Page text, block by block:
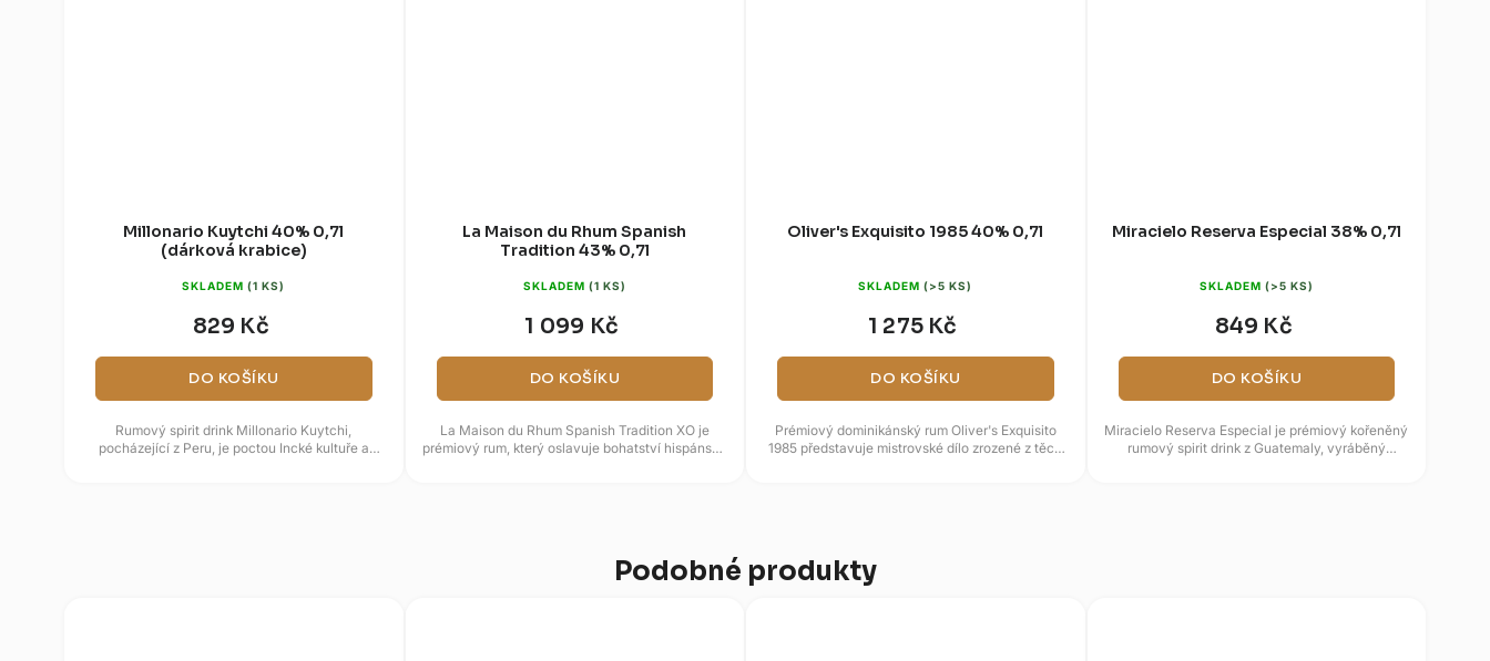
Millonario Kuytchi 40% 0,7l
(dárková krabice)
SKLADEM(1 KS)
829 Kč
DO KOŠÍKU
Rumový spirit drink Millonario Kuytchi,
pocházející z Peru, je poctou Incké kultuře a
La Maison du Rhum Spanish
Tradition 43% 0,7l
SKLADEM (1 KS)
1 099 Kč
DO KOŠÍKU
La Maison du Rhum Spanish Tradition XO je
prémiový rum, který oslavuje bohatství hispánské
Oliver's Exquisito 1985 40% 0,7l
SKLADEM(>5 KS)
1 275 Kč
DO KOŠÍKU
Prémiový dominikánský rum Oliver's Exquisito
1985 představuje mistrovské dílo zrozené z těch
Miracielo Reserva Especial 38% 0,7l
SKLADEM (>5 KS)
849 Kč
DO KOŠÍKU
Miracielo Reserva Especial je prémiový kořeněný
rumový spirit drink z Guatemaly, vyráběný
Podobné produkty